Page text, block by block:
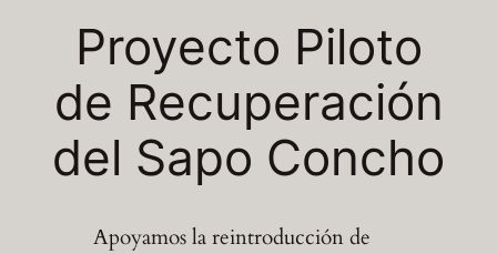
Proyecto Piloto
de Recuperación
del Sapo Concho
Apoyamos la reintroducción de